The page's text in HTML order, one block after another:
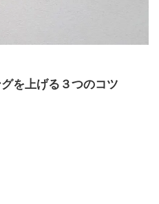
を上げる３つのコツ